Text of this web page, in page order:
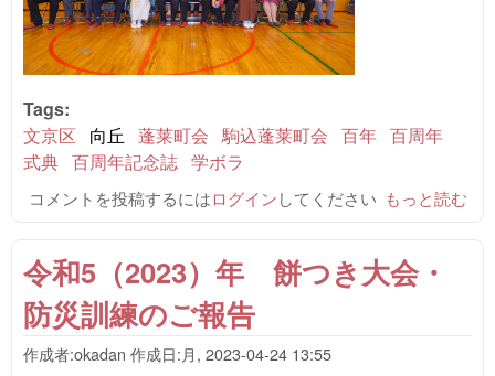
Tags:
文京区
向丘 蓬莱町会 駒込蓬莱町会 百年 百周年
式典 百周年記念誌 学ボラ
蓬莱町会百周
について
もっと読む
コメントを投稿するにはログインしてください
令和5（2023）年 餅つき大会・
防災訓練のご報告
作成者:okadan 作成日:月, 2023-04-24 13:55